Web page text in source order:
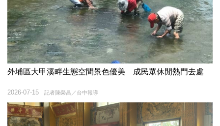
外埔區大甲溪畔生態空間景色優美 成民眾休閒熱門去處
記者陳榮昌／台中報導
2026-07-15